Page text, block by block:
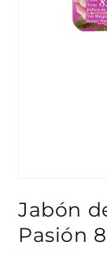
multimedia
1
en
una
Jabón
Pasión